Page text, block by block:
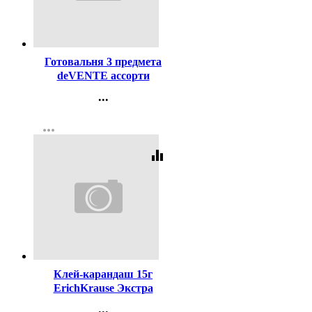
Готовальня 3 предмета
deVENTE ассорти
...
Регистрация
more_horiz
equalizer
Клей-карандаш 15г
ErichKrause Экстра
...